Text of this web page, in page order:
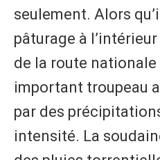
seulement. Alors
pâturage à
de la route nationale
important troupeau
par des
intensité. La